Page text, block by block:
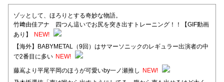
ゾッとして、ほろりとする奇妙な物語。
竹﨑由佳アナ 四つん這いでお尻を突き出すトレーニング！！【GIF動画
あり】
NEW!
【海外】BABYMETAL（9回）はサマーソニックのレギュラー出演者の中
で2番目に多い NEW!
藤嶌より平尾平岡のほうが可愛いby一ノ瀬推し
NEW!